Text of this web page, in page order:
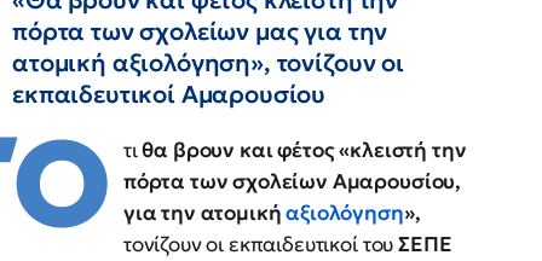
πόρτα των σχολείων μας για την
ατομική αξιολόγηση», τονίζουν οι
εκπαιδευτικοί Αμαρουσίου
Ό τιθα βρουν και φέτος «κλειστή την
πόρτα των σχολείων Αμαρουσίου,
για την ατομικήαξιολόγηση»,
τονίζουν οι εκπαιδευτικοί τουΣΕΠΕ